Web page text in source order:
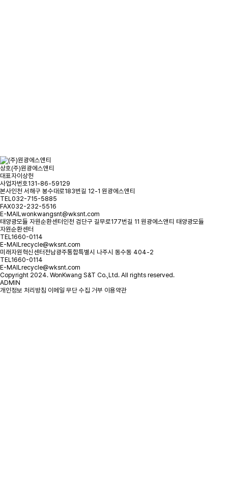
상호(주)원광에스앤티
대표자이상헌
사업자번호131-86-59129
본사인천 서해구 봉수대로183번길 12-1 원광에스앤티
TEL032-715-5885
FAX032-232-5516
E-MAILwonkwangsnt@wksnt.com
태양광모듈 자원순환센터 인천 검단구 길무로177번길 11 원광에스앤티 태양광모듈
자원순환센터
TEL1660-0114
E-MAILrecycle@wksnt.com
미래자원혁신센터 전남광주통합특별시 나주시 동수동 404-2
TEL1660-0114
E-MAILrecycle@wksnt.com
Copyright 2024. WonKwang S&T Co.,Ltd. All rights reserved.
ADMIN
개인정보 처리방침 이메일 무단 수집 거부 이용약관